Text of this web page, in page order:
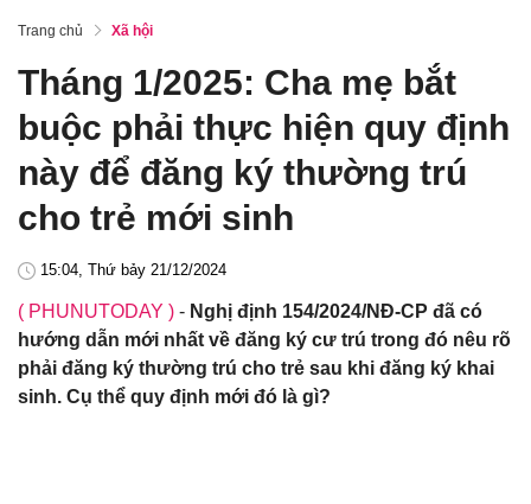
Trang chủ Xã hội
Tháng 1/2025: Cha mẹ bắt
buộc phải thực hiện quy định
này để đăng ký thường trú
cho trẻ mới sinh
15:04, Thứ bảy 21/12/2024
( PHUNUTODAY ) - Nghị định 154/2024/NĐ-CP đã có
hướng dẫn mới nhất về đăng ký cư trú trong đó nêu rõ
phải đăng ký thường trú cho trẻ sau khi đăng ký khai
sinh. Cụ thể quy định mới đó là gì?